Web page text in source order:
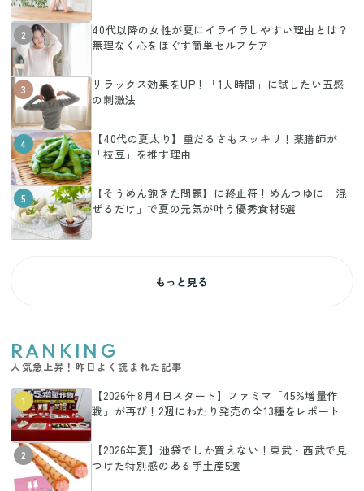
2
40代以降の女性が夏にイライラしやすい理由とは？
無理なく心をほぐす簡単セルフケア
3
リラックス効果をUP！「1人時間」に試したい五感
の刺激法
4
【40代の夏太り】重だるさもスッキリ！薬膳師が
「枝豆」を推す理由
5
【そうめん飽きた問題】に終止符！めんつゆに「混
ぜるだけ」で夏の元気が叶う優秀食材5選
もっと見る
RANKING
人気急上昇！昨日よく読まれた記事
1
【2026年8月4日スタート】ファミマ「45%増量作
戦」が再び！2週にわたり発売の全13種をレポート
2
【2026年夏】池袋でしか買えない！東武・西武で見
つけた特別感のある手土産5選